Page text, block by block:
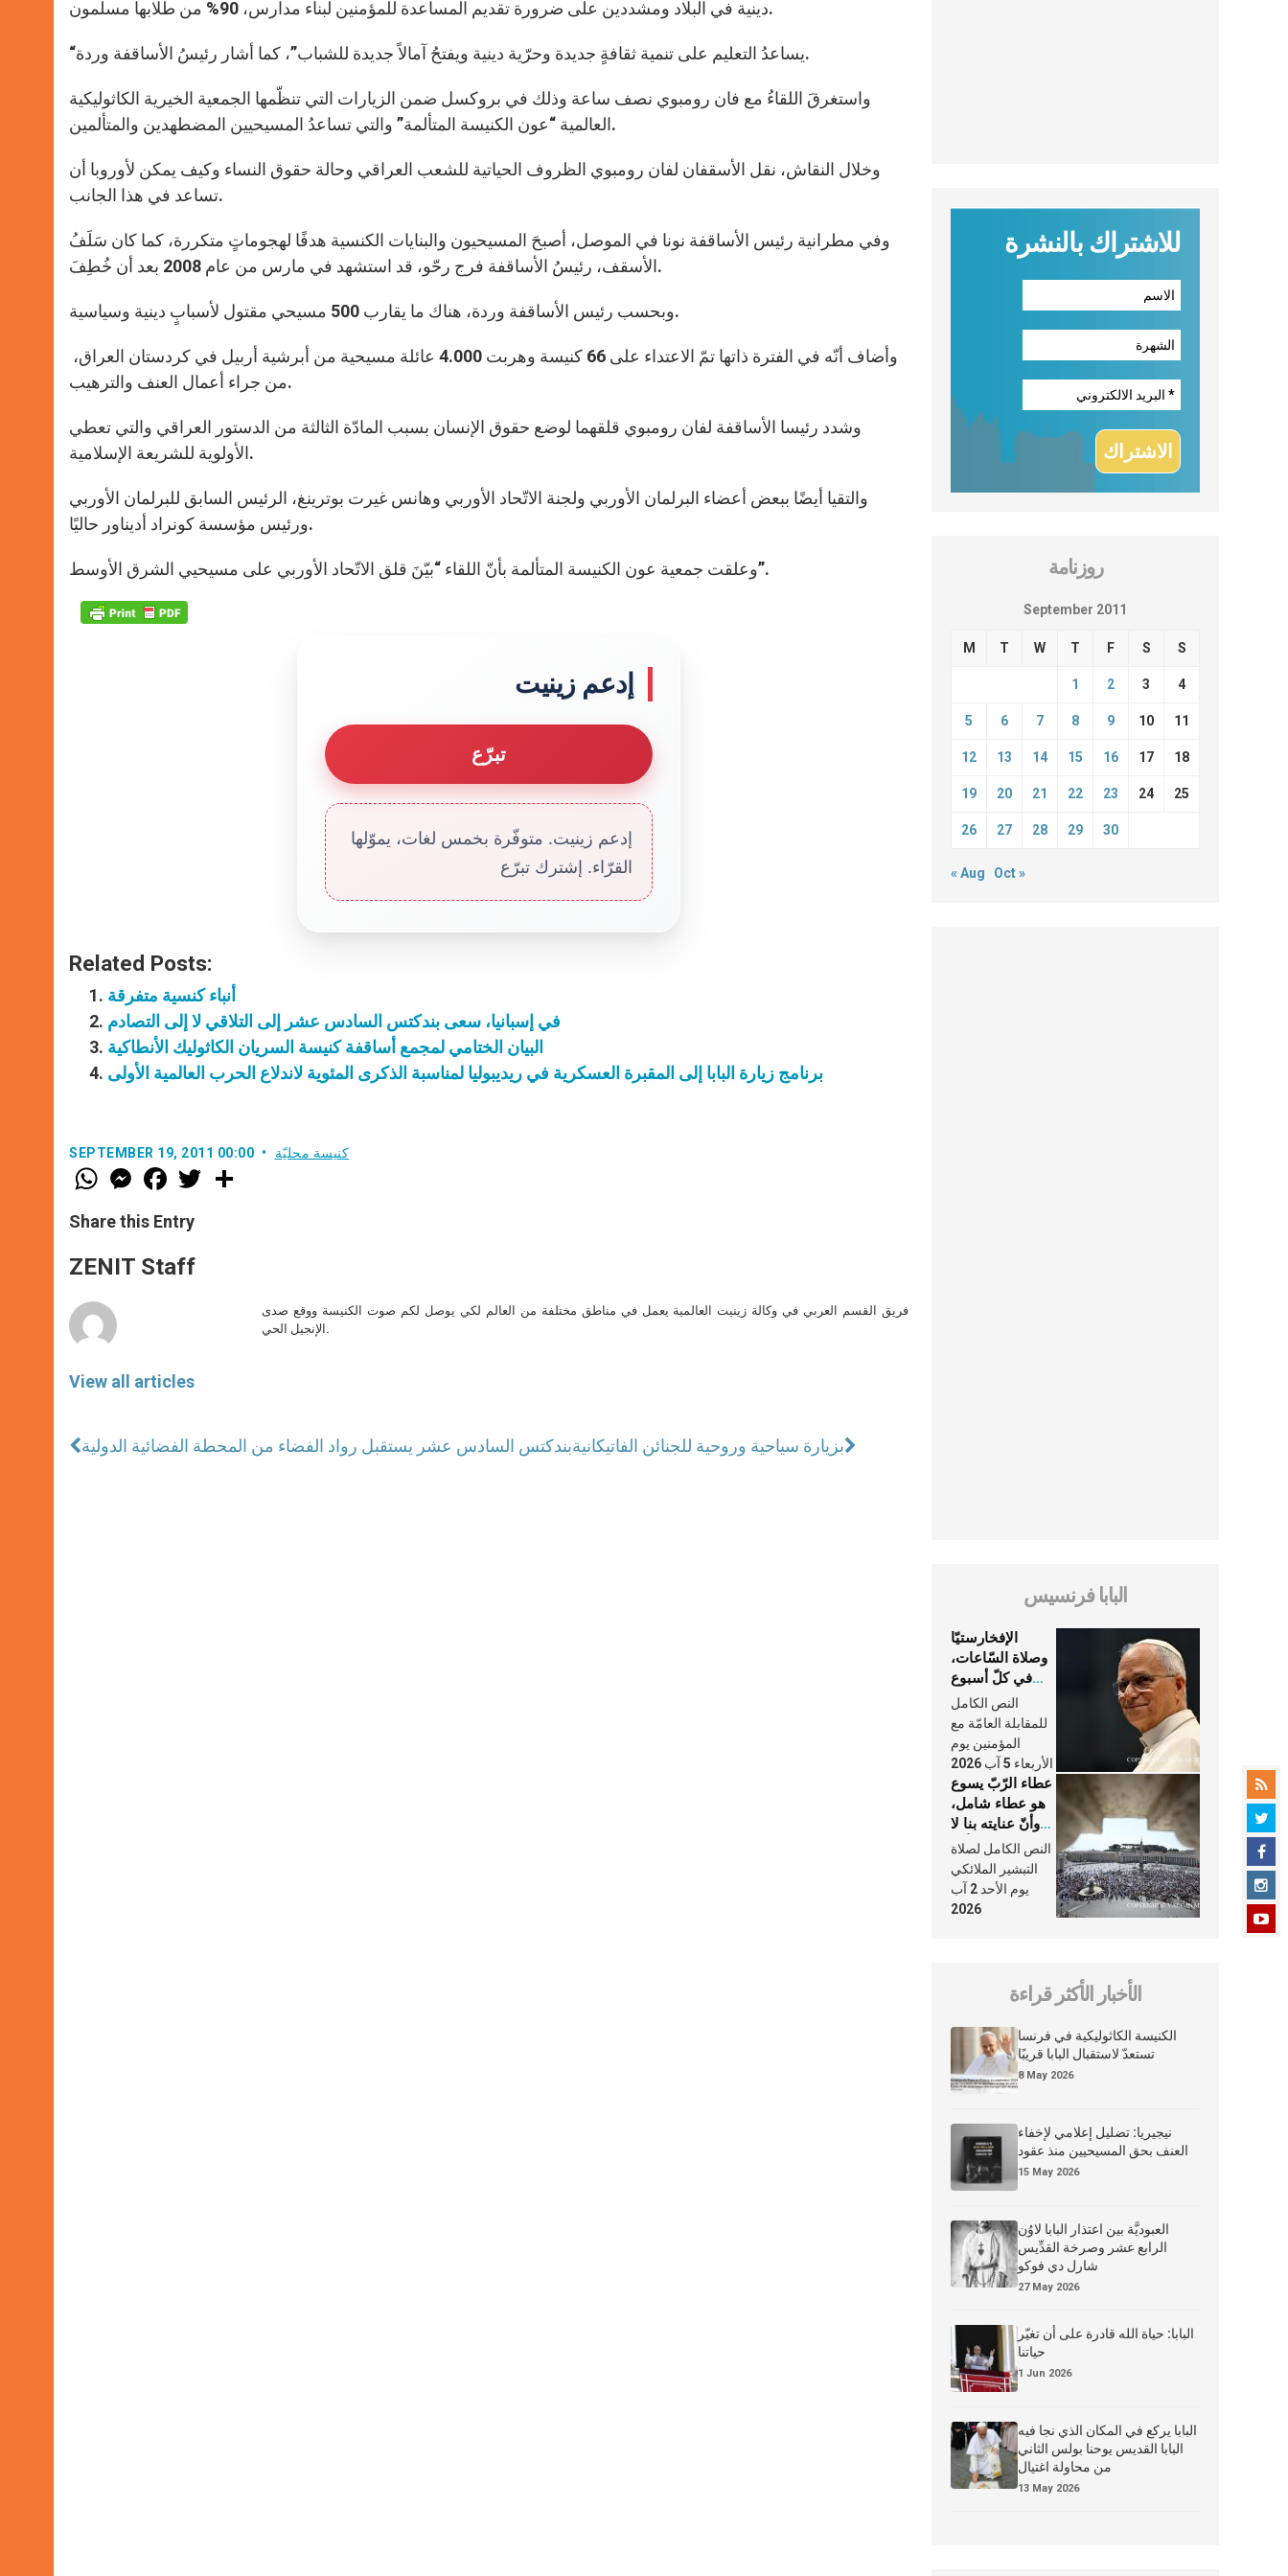
دينية في البلاد ومشددين على ضرورة تقديم المساعدة للمؤمنين لبناء مدارس، 90% من طلابها مسلمون.
“يساعدُ التعليم على تنمية ثقافةٍ جديدة وحرّية دينية ويفتحُ آمالاً جديدة للشباب”، كما أشار رئيسُ الأساقفة وردة.
واستغرقَ اللقاءُ مع فان رومبوي نصف ساعة وذلك في بروكسل ضمن الزيارات التي تنظّمها الجمعية الخيرية الكاثوليكية
العالمية “عون الكنيسة المتألمة” والتي تساعدُ المسيحيين المضطهدين والمتألمين.
وخلال النقاش، نقل الأسقفان لفان رومبوي الظروف الحياتية للشعب العراقي وحالة حقوق النساء وكيف يمكن لأوروبا أن
تساعد في هذا الجانب.
وفي مطرانية رئيس الأساقفة نونا في الموصل، أصبحَ المسيحيون والبنايات الكنسية هدفًا لهجوماتٍ متكررة، كما كان سَلَفُ
الأسقف، رئيسُ الأساقفة فرج رحّو، قد استشهد في مارس من عام 2008 بعد أن خُطِفَ.
وبحسب رئيس الأساقفة وردة، هناك ما يقارب 500 مسيحي مقتول لأسبابٍ دينية وسياسية.
وأضاف أنّه في الفترة ذاتها تمّ الاعتداء على 66 كنيسة وهربت 4.000 عائلة مسيحية من أبرشية أربيل في كردستان العراق،
من جراء أعمال العنف والترهيب.
وشدد رئيسا الأساقفة لفان رومبوي قلقهما لوضع حقوق الإنسان بسبب المادّة الثالثة من الدستور العراقي والتي تعطي
الأولوية للشريعة الإسلامية.
والتقيا أيضًا ببعض أعضاء البرلمان الأوربي ولجنة الاتّحاد الأوربي وهانس غيرت بوترينغ، الرئيس السابق للبرلمان الأوربي
ورئيس مؤسسة كونراد أديناور حاليًا.
وعلقت جمعية عون الكنيسة المتألمة بأنّ اللقاء “بيّنَ قلق الاتّحاد الأوربي على مسيحيي الشرق الأوسط”.
إدعم زينيت
تبرّع
إدعم زينيت. متوفّرة بخمس لغات، يموّلها
القرّاء. إشترك تبرّع
Related Posts:
أنباء كنسية متفرقة
في إسبانيا، سعى بندكتس السادس عشر إلى التلاقي لا إلى التصادم
البيان الختامي لمجمع أساقفة كنيسة السريان الكاثوليك الأنطاكية
برنامج زيارة البابا إلى المقبرة العسكرية في ريديبوليا لمناسبة الذكرى المئوية لاندلاع الحرب العالمية الأولى
SEPTEMBER 19, 2011 00:00 كنيسة محليّة
W
h
t
s
p
p
M
e
s
e
g
e
F
a
e
b
o
k
w
Share this Entry
ZENIT Staff
View all articles
فريق القسم العربي في وكالة زينيت العالمية يعمل في مناطق مختلفة من العالم لكي يوصل لكم صوت الكنيسة ووقع صدى
الإنجيل الحي.
بندكتس السادس عشر يستقبل رواد الفضاء من المحطة الفضائية الدوليةبزيارة سياحية وروحية للجنائن الفاتيكانية
للاشتراك بالنشرة
روزنامة
September 2011
M T W T F S S
1 2 3 4
5 6 7 8 9 10 11
12 13 14 15 16 17 18
19 20 21 22 23 24 25
26 27 28 29 30
« Aug Oct »
البابا فرنسيس
الإفخارستيّا
وصلاة السّاعات،
في كلّ أسبوع
وكلّ يوم، هما
النَّفَس في حياة
الكنيسة
النص الكامل
للمقابلة العامّة مع
المؤمنين يوم
الأربعاء 5 آب 2026
عطاء الرّبّ يسوع
هو عطاء شامل،
وأنّ عنايته بنا لا
تغيب عنّا أبدًا
النص الكامل لصلاة
التبشير الملائكي
يوم الأحد 2 آب
2026
الأخبار الأكثر قراءة
الكنيسة الكاثوليكية في فرنسا
تستعدّ لاستقبال البابا قريبًا
8 May 2026
نيجيريا: تضليل إعلامي لإخفاء
العنف بحق المسيحيين منذ عقود
15 May 2026
العبوديَّة بين اعتذار البابا لاوُن
الرابع عشر وصرخة القدِّيس
شارل دي فوكو
27 May 2026
البابا: حياة الله قادرة على أن تغيّر
حياتنا
1 Jun 2026
البابا يركع في المكان الذي نجا فيه
البابا القديس يوحنا بولس الثاني
من محاولة اغتيال
13 May 2026